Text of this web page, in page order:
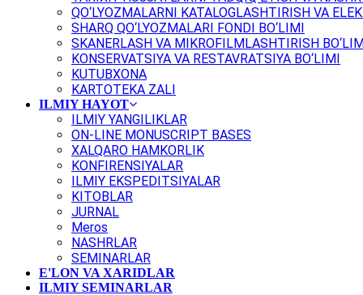
QO‘LYOZMALARNI KATALOGLASHTIRISH VA
SHARQ QO‘LYOZMALARI FONDI BO‘LIMI
SKANERLASH VA MIKROFILMLASHTIRISH
KONSERVATSIYA VA RESTAVRATSIYA BO‘LIMI
KUTUBXONA
KARTOTEKA ZALI
ILMIY HAYOT
ILMIY YANGILIKLAR
ON-LINE MONUSCRIPT BASES
XALQARO HAMKORLIK
KONFIRENSIYALAR
ILMIY EKSPEDITSIYALAR
KITOBLAR
JURNAL
Meros
NASHRLAR
SEMINARLAR
E'LON VA XARIDLAR
ILMIY SEMINARLAR